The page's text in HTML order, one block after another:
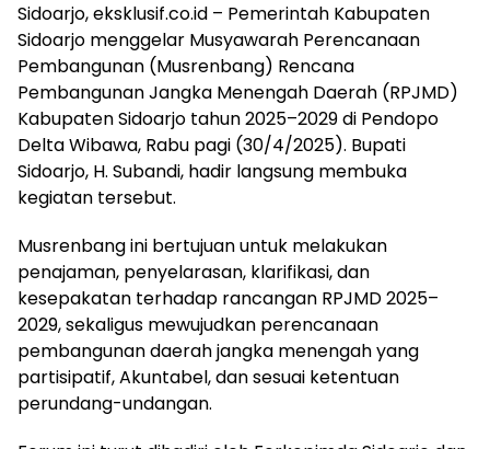
Sidoarjo, eksklusif.co.id – Pemerintah Kabupaten
Sidoarjo menggelar Musyawarah Perencanaan
Pembangunan (Musrenbang) Rencana
Pembangunan Jangka Menengah Daerah (RPJMD)
Kabupaten Sidoarjo tahun 2025–2029 di Pendopo
Delta Wibawa, Rabu pagi (30/4/2025). Bupati
Sidoarjo, H. Subandi, hadir langsung membuka
kegiatan tersebut.
Musrenbang ini bertujuan untuk melakukan
penajaman, penyelarasan, klarifikasi, dan
kesepakatan terhadap rancangan RPJMD 2025–
2029, sekaligus mewujudkan perencanaan
pembangunan daerah jangka menengah yang
partisipatif, Akuntabel, dan sesuai ketentuan
perundang-undangan.